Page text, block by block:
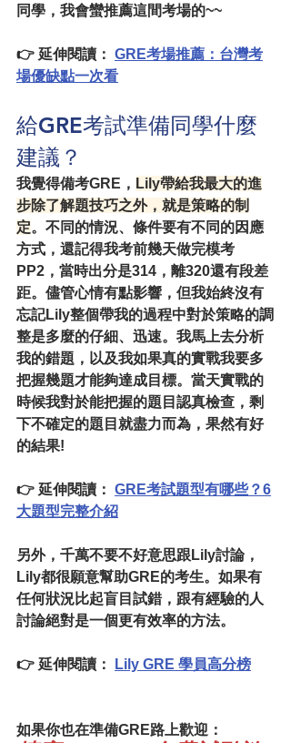
同學，我會蠻推薦這間考場的~~
👉 延伸閱讀： GRE考場推薦：台灣考
場優缺點一次看
給GRE考試準備同學什麼
建議？
我覺得備考GRE， Lily帶給我最大的進
步除了解題技巧之外，就是策略的制
定。不同的情況、條件要有不同的因應
方式，還記得我考前幾天做完模考
PP2，當時出分是314，離320還有段差
距。儘管心情有點影響，但我始終沒有
忘記Lily整個帶我的過程中對於策略的調
整是多麼的仔細、迅速。我馬上去分析
我的錯題，以及我如果真的實戰我要多
把握幾題才能夠達成目標。當天實戰的
時候我對於能把握的題目認真檢查，剩
下不確定的題目就盡力而為，果然有好
的結果!
👉 延伸閱讀： GRE考試題型有哪些？6
大題型完整介紹
另外，千萬不要不好意思跟Lily討論，
Lily都很願意幫助GRE的考生。如果有
任何狀況比起盲目試錯，跟有經驗的人
討論絕對是一個更有效率的方法。
👉 延伸閱讀： Lily GRE 學員高分榜
如果你也在準備GRE路上歡迎：